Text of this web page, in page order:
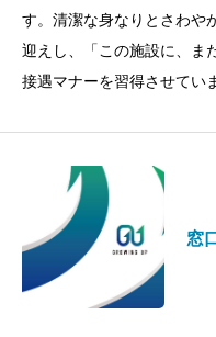
す。清潔な身なりとさわや
迎えし、「この施設に、ま
接遇マナーを習得させてい
窓